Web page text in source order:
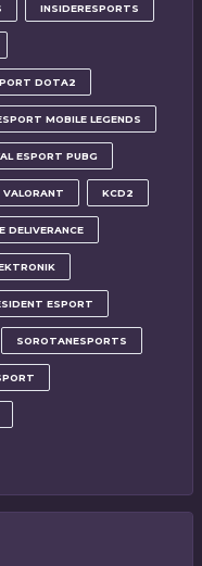
INSIDERESPORTS
DOTA2
MOBILE LEGENDS
ESPORT PUBG
KCD2
DELIVERANCE
ESPORT
SOROTANESPORTS